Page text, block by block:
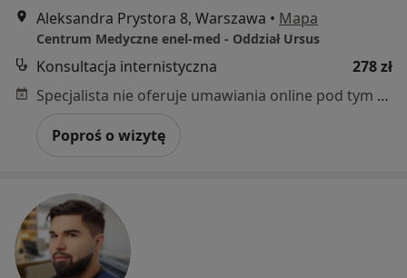
Aleksandra Prystora 8, Warszawa • Mapa
Centrum Medyczne enel-med - Oddział Ursus
Konsultacja internistyczna
278 zł
Specjalista nie oferuje umawiania online pod tym adresem.
Poproś o wizytę